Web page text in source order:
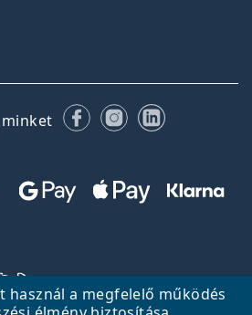
használ a megfelelő működés
FacebookInstagram
LinkedIn